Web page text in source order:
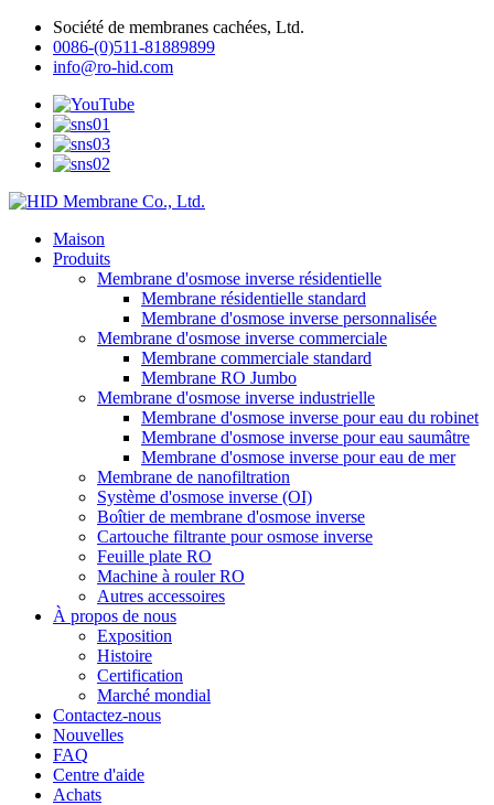
Société de membranes cachées, Ltd.
0086-(0)511-81889899
info@ro-hid.com
Maison
Produits
Membrane d'osmose inverse résidentielle
Membrane résidentielle standard
Membrane d'osmose inverse personnalisée
Membrane d'osmose inverse commerciale
Membrane commerciale standard
Membrane RO Jumbo
Membrane d'osmose inverse industrielle
Membrane d'osmose inverse pour eau du robinet
Membrane d'osmose inverse pour eau saumâtre
Membrane d'osmose inverse pour eau de mer
Membrane de nanofiltration
Système d'osmose inverse (OI)
Boîtier de membrane d'osmose inverse
Cartouche filtrante pour osmose inverse
Feuille plate RO
Machine à rouler RO
Autres accessoires
À propos de nous
Exposition
Histoire
Certification
Marché mondial
Contactez-nous
Nouvelles
FAQ
Centre d'aide
Achats